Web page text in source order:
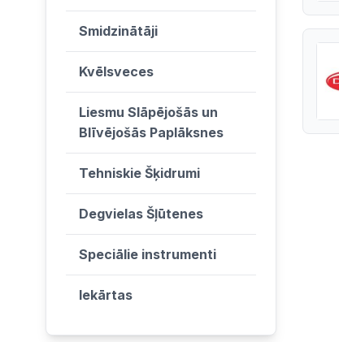
Smidzinātāji
Kvēlsveces
Liesmu Slāpējošās un
Blīvējošās Paplāksnes
Tehniskie Šķidrumi
Degvielas Šļūtenes
Speciālie instrumenti
Iekārtas